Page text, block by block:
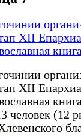
XII
XII
человек (12